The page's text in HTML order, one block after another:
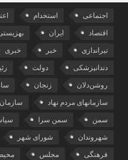
اجتماعی استخدام
اقتصاد ایران
تیراندازی خبر خبری
دندانپزشکی دولت
روشن‌دلان زنجان
سازمانهای مردم نهاد
سمن سمن سرا
شهروندان شورای شهر
فرهنگی مجلس